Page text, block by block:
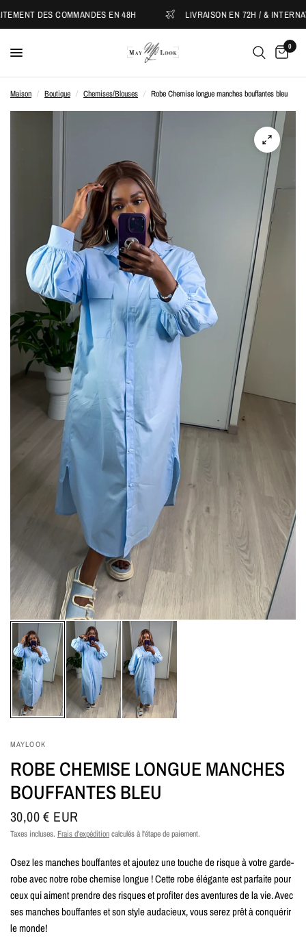
DES COMMANDES EN 48H LIVRAISON EN 72H / &
0
Maison / Boutique / Chemises/Blouses / Robe Chemise longue manches bouffantes bleu
MAYLOOK
ROBE CHEMISE LONGUE MANCHES
BOUFFANTES BLEU
30,00 € EUR
Taxes incluses. Frais d'expéditioncalculés à l'étape de paiement.
Osez les manches bouffantes et ajoutez une touche de risque à votre garde-
robe avec notre robe chemise longue ! Cette robe élégante est parfaite pour
ceux qui aiment prendre des risques et profiter des aventures de la vie. Avec
ses manches bouffantes et son style audacieux, vous serez prêt à conquérir
le monde!